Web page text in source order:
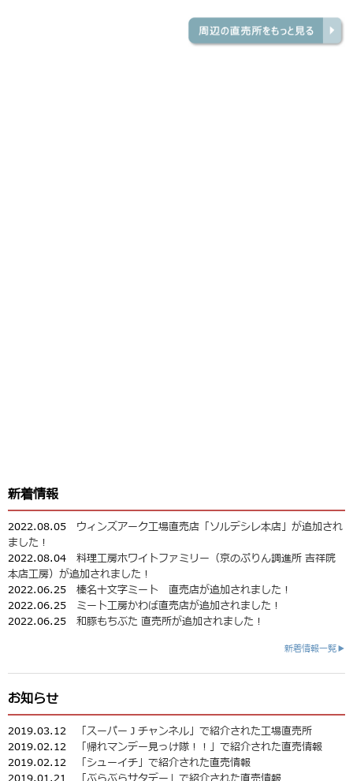
新着情報
2022.08.05 ウィンズアーク工場直売店「ソルデシレ本店」が追加され
ました！
2022.08.04 料理工房ホワイトファミリー（京のぷりん調進所 吉祥院
本店工房）が追加されました！
2022.06.25 榛名十文字ミート 直売店が追加されました！
2022.06.25 ミート工房かわば直売店が追加されました！
2022.06.25 和豚もちぶた 直売所が追加されました！
新着情報一覧▶
お知らせ
2019.03.12
「スーパーＪチャンネル」で紹介された工場直売所
2019.02.12
「帰れマンデー見っけ隊！！」で紹介された直売情報
2019.02.12
「シューイチ」で紹介された直売情報